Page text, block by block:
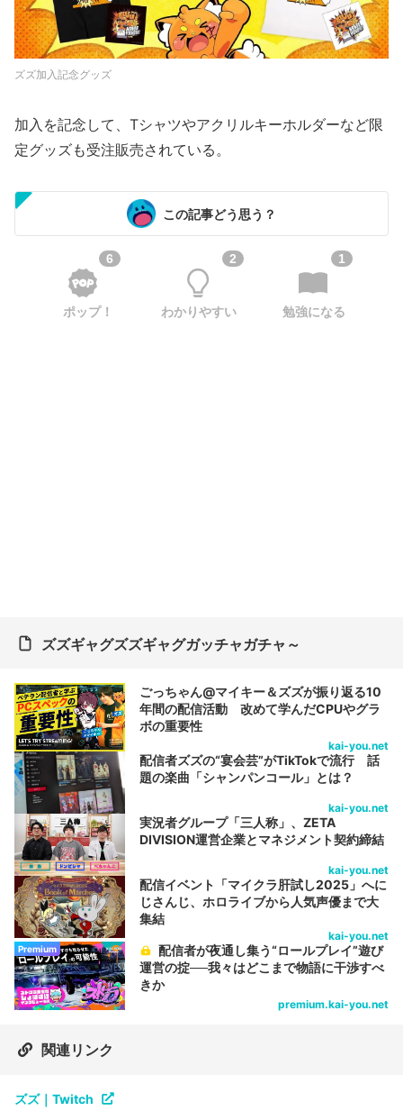
ズズ加入記念グッズ
加入を記念して、Tシャツやアクリルキーホルダーなど限
定グッズも受注販売されている。
この記事どう思う？
6
ポップ！
2
わかりやすい
1
勉強になる
ズズギャグズズギャグガッチャガチャ～
ごっちゃん@マイキー＆ズズが振り返る10
年間の配信活動 改めて学んだCPUやグラ
ボの重要性
kai-you.net
配信者ズズの“宴会芸”がTikTokで流行 話
題の楽曲「シャンパンコール」とは？
kai-you.net
実況者グループ「三人称」、ZETA
DIVISION運営企業とマネジメント契約締結
kai-you.net
配信イベント「マイクラ肝試し2025」へに
じさんじ、ホロライブから人気声優まで大
集結
kai-you.net
Premium
配信者が夜通し集う“ロールプレイ”遊び
運営の掟──我々はどこまで物語に干渉すべ
きか
premium.kai-you.net
関連リンク
ズズ｜Twitch